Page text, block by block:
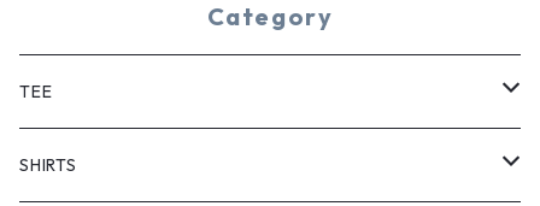
Category
TEE
SHORT SLEEVE
SHIRTS